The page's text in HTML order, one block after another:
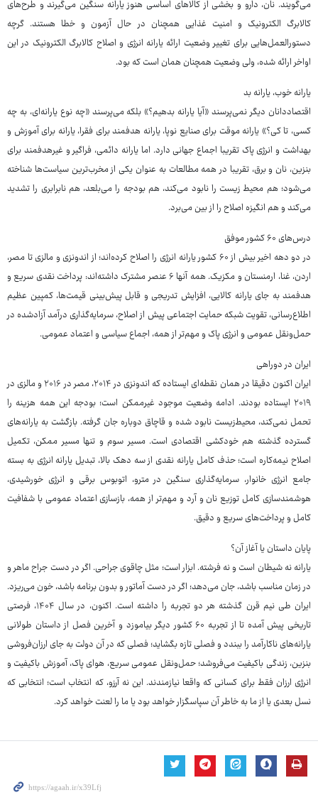
می‌گویند. نان، دارو و بخشی از کالاهای اساسی هنوز یارانه سنگین می‌گیرند و طرح‌های
کالابرگ الکترونیک و امنیت غذایی همچنان در حال آزمون و خطا هستند. گرچه
دستورالعمل‌هایی برای تغییر وضعیت ارائه یارانه انرژی و اصلاح کالابرگ الکترونیک در این
اواخر ارائه شده، ولی وضعیت همچنان همان است که بود.
یارانه خوب، یارانه بد
اقتصاددانان دیگر نمی‌پرسند «آیا یارانه بدهیم؟» بلکه می‌پرسند «چه نوع یارانه‌ای، به چه
کسی، تا کی؟» یارانه موقت برای صنایع نوپا، یارانه هدفمند برای فقرا، یارانه برای آموزش و
بهداشت و انرژی پاک تقریبا اجماع جهانی دارد. اما یارانه دائمی، فراگیر و غیرهدفمند برای
بنزین، نان و برق، تقریبا در همه مطالعات به عنوان یکی از مخرب‌ترین سیاست‌ها شناخته
می‌شود؛ هم محیط زیست را نابود می‌کند، هم بودجه را می‌بلعد، هم نابرابری را تشدید
می‌کند و هم انگیزه اصلاح را از بین می‌برد.
درس‌های ۶۰ کشور موفق
در دو دهه اخیر بیش از ۶۰ کشور یارانه انرژی را اصلاح کرده‌اند؛ از اندونزی و مالزی تا مصر،
اردن، غنا، ارمنستان و مکزیک. همه آنها ۶ عنصر مشترک داشته‌اند: پرداخت نقدی سریع و
هدفمند به جای یارانه کالایی، افزایش تدریجی و قابل پیش‌بینی قیمت‌ها، کمپین عظیم
اطلاع‌رسانی، تقویت شبکه حمایت اجتماعی پیش از اصلاح، سرمایه‌گذاری درآمد آزادشده در
حمل‌ونقل عمومی و انرژی پاک و مهم‌تر از همه، اجماع سیاسی و اعتماد عمومی.
ایران در دوراهی
ایران اکنون دقیقا در همان نقطه‌ای ایستاده که اندونزی در ۲۰۱۴، مصر در ۲۰۱۶ و مالزی در
۲۰۱۹ ایستاده بودند. ادامه وضعیت موجود غیرممکن است؛ بودجه این همه هزینه را
تحمل نمی‌کند، محیط‌زیست نابود شده و قاچاق دوباره جان گرفته. بازگشت به یارانه‌های
گسترده گذشته هم خودکشی اقتصادی است. مسیر سوم و تنها مسیر ممکن، تکمیل
اصلاح نیمه‌کاره است؛ حذف کامل یارانه نقدی از سه دهک بالا، تبدیل یارانه انرژی به بسته
جامع انرژی خانوار، سرمایه‌گذاری سنگین در مترو، اتوبوس برقی و انرژی خورشیدی،
هوشمندسازی کامل توزیع نان و آرد و مهم‌تر از همه، بازسازی اعتماد عمومی با شفافیت
کامل و پرداخت‌های سریع و دقیق.
پایان داستان یا آغاز آن؟
یارانه نه شیطان است و نه فرشته. ابزار است؛ مثل چاقوی جراحی. اگر در دست جراح ماهر و
در زمان مناسب باشد، جان می‌دهد؛ اگر در دست آماتور و بدون برنامه باشد، خون می‌ریزد.
ایران طی نیم قرن گذشته هر دو تجربه را داشته است. اکنون، در سال ۱۴۰۴، فرصتی
تاریخی پیش آمده تا از تجربه ۶۰ کشور دیگر بیاموزد و آخرین فصل از داستان طولانی
یارانه‌های ناکارآمد را ببندد و فصلی تازه بگشاید؛ فصلی که در آن دولت به جای ارزان‌فروشی
بنزین، زندگی باکیفیت می‌فروشد؛ حمل‌ونقل عمومی سریع، هوای پاک، آموزش باکیفیت و
انرژی ارزان فقط برای کسانی که واقعا نیازمندند. این نه آرزو، که انتخاب است؛ انتخابی که
نسل بعدی یا از ما به خاطر آن سپاسگزار خواهد بود یا ما را لعنت خواهد کرد.